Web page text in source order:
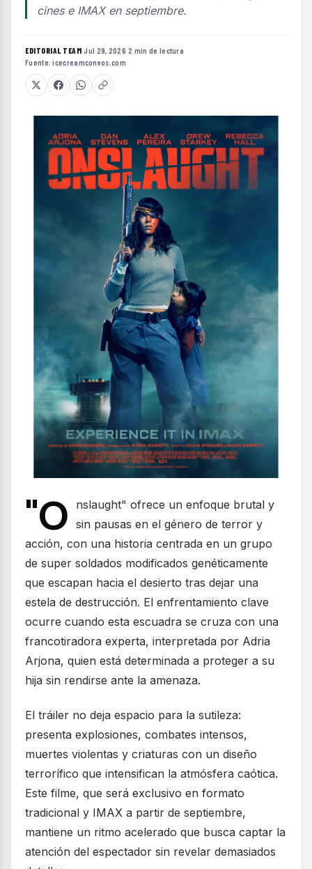
cines e IMAX en septiembre.
EDITORIAL TEAM·Jul 29, 2026·2 min de lectura·
Fuente:icecreamconvos.com
"O
nslaught" ofrece un enfoque brutal y
sin pausas en el género de terror y
acción, con una historia centrada en un grupo
de super soldados modificados genéticamente
que escapan hacia el desierto tras dejar una
estela de destrucción. El enfrentamiento clave
ocurre cuando esta escuadra se cruza con una
francotiradora experta, interpretada por Adria
Arjona, quien está determinada a proteger a su
hija sin rendirse ante la amenaza.
El tráiler no deja espacio para la sutileza:
presenta explosiones, combates intensos,
muertes violentas y criaturas con un diseño
terrorífico que intensifican la atmósfera caótica.
Este filme, que será exclusivo en formato
tradicional y IMAX a partir de septiembre,
mantiene un ritmo acelerado que busca captar la
atención del espectador sin revelar demasiados